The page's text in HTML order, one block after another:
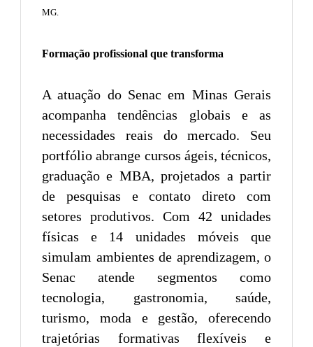
MG.
Formação profissional que transforma
A atuação do Senac em Minas Gerais
acompanha tendências globais e as
necessidades reais do mercado. Seu
portfólio abrange cursos ágeis, técnicos,
graduação e MBA, projetados a partir
de pesquisas e contato direto com
setores produtivos. Com 42 unidades
físicas e 14 unidades móveis que
simulam ambientes de aprendizagem, o
Senac atende segmentos como
tecnologia, gastronomia, saúde,
turismo, moda e gestão, oferecendo
trajetórias formativas flexíveis e